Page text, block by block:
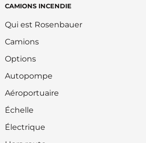
CAMIONS INCENDIE
Qui est Rosenbauer
Camions
Options
Autopompe
Aéroportuaire
Échelle
Électrique